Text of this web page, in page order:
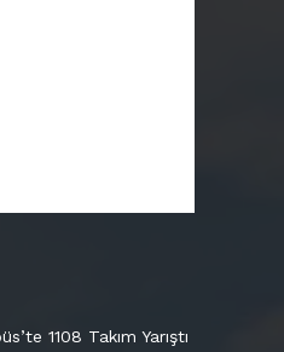
1108 Takım Yarıştı